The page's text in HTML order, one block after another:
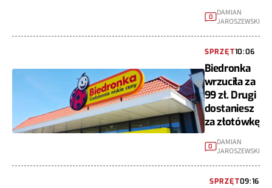
0
DAMIAN
JAROSZEWSKI
SPRZĘT10:06
Biedronka
wrzuciła za
99 zł. Drugi
dostaniesz
za złotówkę
0 DAMIAN
JAROSZEWSKI
SPRZĘT09:16